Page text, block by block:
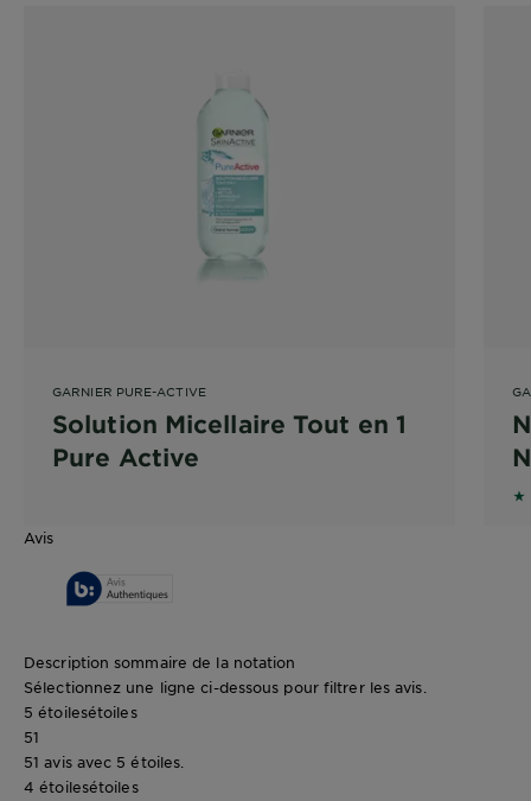
GARNIER PURE-ACTIVE
Solution Micellaire Tout en 1
Pure Active
Avis
Description sommaire de la notation
Sélectionnez une ligne ci-dessous pour filtrer les avis.
5 étoilesétoiles
51
51 avis avec 5 étoiles.
4 étoilesétoiles